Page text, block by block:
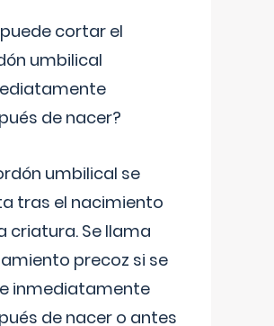
puede cortar el
umbilical
de nacer?
umbilical se
tras el nacimiento
criatura. Se llama
precoz si se
inmediatamente
de nacer o antes